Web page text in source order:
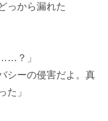
っから漏れた
？」
シーの侵害だよ。真
た」